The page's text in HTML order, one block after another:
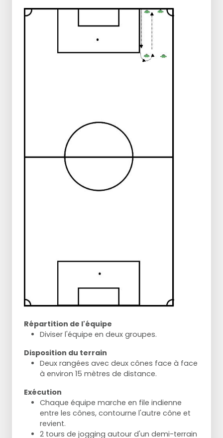
Répartition de l'équipe
Diviser l'équipe en deux groupes.
Disposition du terrain
Deux rangées avec deux cônes face à face
à environ 15 mètres de distance.
Exécution
Chaque équipe marche en file indienne
entre les cônes, contourne l'autre cône et
revient.
2 tours de jogging autour d'un demi-terrain